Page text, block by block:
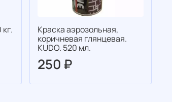
Краска аэрозольная,
коричневая глянцевая.
KUDO. 520 мл.
250 ₽